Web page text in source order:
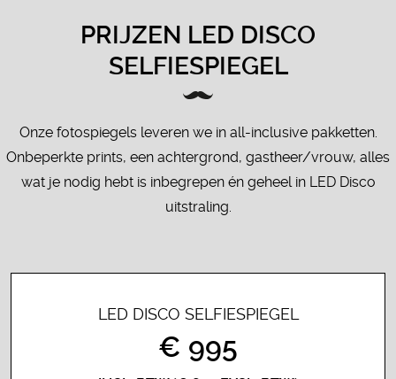
PRIJZEN LED DISCO
SELFIESPIEGEL
Onze fotospiegels leveren we in all-inclusive pakketten.
Onbeperkte prints, een achtergrond, gastheer/vrouw, alles
wat je nodig hebt is inbegrepen én geheel in LED Disco
uitstraling.
LED DISCO SELFIESPIEGEL
€ 995